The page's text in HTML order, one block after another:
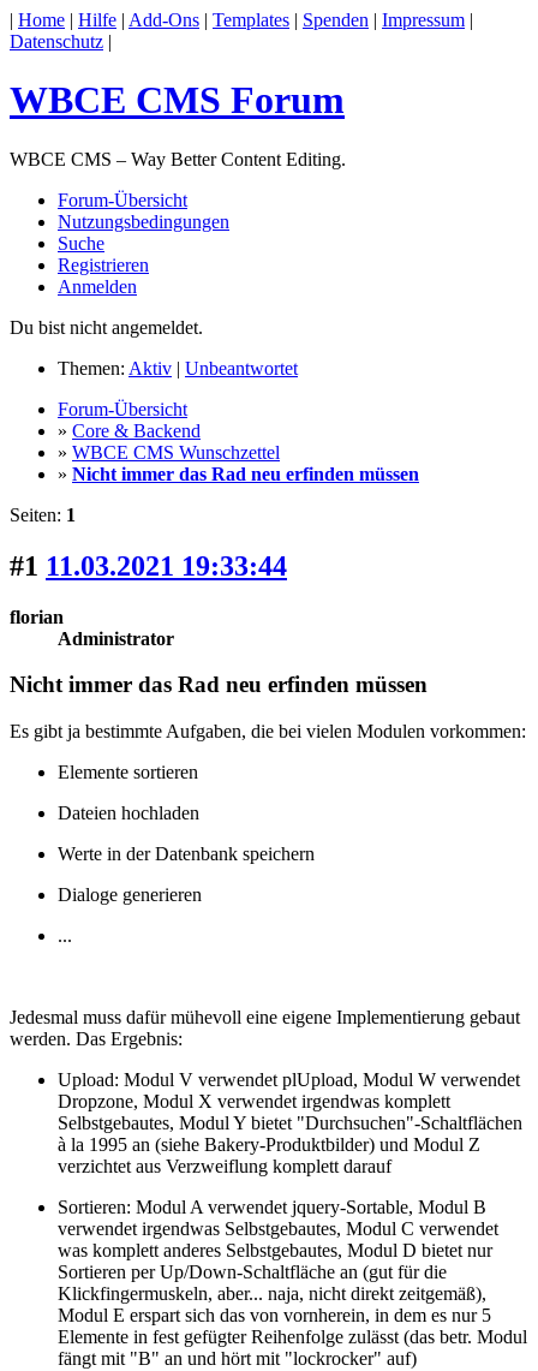
| Home | Hilfe | Add-Ons | Templates | Spenden | Impressum |
Datenschutz |
WBCE CMS Forum
WBCE CMS – Way Better Content Editing.
Forum-Übersicht
Nutzungsbedingungen
Suche
Registrieren
Anmelden
Du bist nicht angemeldet.
Themen: Aktiv | Unbeantwortet
Forum-Übersicht
» Core & Backend
» WBCE CMS Wunschzettel
» Nicht immer das Rad neu erfinden müssen
Seiten: 1
#1 11.03.2021 19:33:44
florian
Administrator
Nicht immer das Rad neu erfinden müssen
Es gibt ja bestimmte Aufgaben, die bei vielen Modulen vorkommen:
Elemente sortieren
Dateien hochladen
Werte in der Datenbank speichern
Dialoge generieren
...
Jedesmal muss dafür mühevoll eine eigene Implementierung gebaut
werden. Das Ergebnis:
Upload: Modul V verwendet plUpload, Modul W verwendet
Dropzone, Modul X verwendet irgendwas komplett
Selbstgebautes, Modul Y bietet "Durchsuchen"-Schaltflächen
à la 1995 an (siehe Bakery-Produktbilder) und Modul Z
verzichtet aus Verzweiflung komplett darauf
Sortieren: Modul A verwendet jquery-Sortable, Modul B
verwendet irgendwas Selbstgebautes, Modul C verwendet
was komplett anderes Selbstgebautes, Modul D bietet nur
Sortieren per Up/Down-Schaltfläche an (gut für die
Klickfingermuskeln, aber... naja, nicht direkt zeitgemäß),
Modul E erspart sich das von vornherein, in dem es nur 5
Elemente in fest gefügter Reihenfolge zulässt (das betr. Modul
fängt mit "B" an und hört mit "lockrocker" auf)